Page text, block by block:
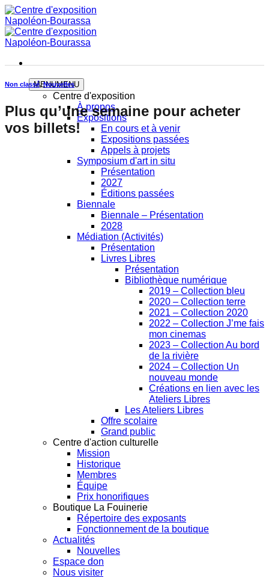
Skip
to
content
MENUMENU
Centre d'exposition
À propos
Expositions
En cours et à venir
Expositions passées
Appels à projets
Symposium d'art in situ
Présentation
2027
Éditions passées
Biennale
Biennale – Présentation
2028
Médiation (Activités)
Présentation
Livres Libres
Présentation
Bibliothèque numérique
2019 – Collection bleu
2020 – Collection terre
2021 – Collection 2020
2022 – Collection J’me fais
mon cinemas
2023 – Collection Au bord
de la rivière
2024 – Collection Un
nouveau monde
Créations en lien avec les
Ateliers Libres
Les Ateliers Libres
Offre scolaire
Grand public
Centre d'action culturelle
Mission
Historique
Membres
Équipe
Prix honorifiques
Boutique La Fouinerie
Répertoire des exposants
Fonctionnement de la boutique
Actualités
Nouvelles
Espace don
Nous visiter
Non classé,Nouvelles
Plus qu’une semaine pour acheter
vos billets!